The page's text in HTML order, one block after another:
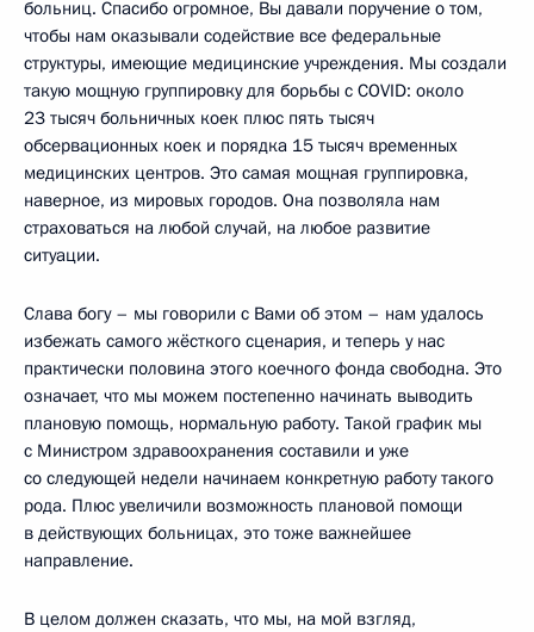
больниц. Спасибо огромное, Вы давали поручение о том,
чтобы нам оказывали содействие все федеральные
структуры, имеющие медицинские учреждения. Мы создали
такую мощную группировку для борьбы с COVID: около
23 тысяч больничных коек плюс пять тысяч
обсервационных коек и порядка 15 тысяч временных
медицинских центров. Это самая мощная группировка,
наверное, из мировых городов. Она позволяла нам
страховаться на любой случай, на любое развитие
ситуации.
Слава богу – мы говорили с Вами об этом – нам удалось
избежать самого жёсткого сценария, и теперь у нас
практически половина этого коечного фонда свободна. Это
означает, что мы можем постепенно начинать выводить
плановую помощь, нормальную работу. Такой график мы
с Министром здравоохранения составили и уже
со следующей недели начинаем конкретную работу такого
рода. Плюс увеличили возможность плановой помощи
в действующих больницах, это тоже важнейшее
направление.
В целом должен сказать, что мы, на мой взгляд,